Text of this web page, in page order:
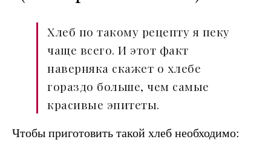
Хлеб по такому рецепту я пеку
чаще всего. И этот факт
наверняка скажет о хлебе
гораздо больше, чем самые
красивые эпитеты.
Чтобы приготовить такой хлеб необходимо: